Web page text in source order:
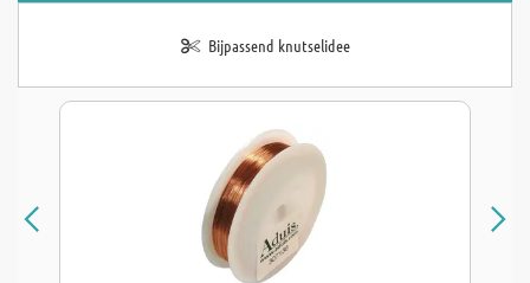
Bijpassend knutselidee